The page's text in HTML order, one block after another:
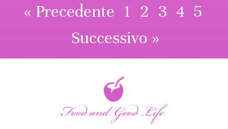
« Precedente 1 2 3 4 5
Successivo »